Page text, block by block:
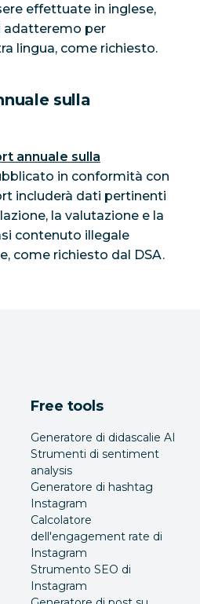
effettuate in inglese,
adatteremo per
lingua, come richiesto.
sulla
annuale sulla
in conformità con
includerà dati pertinenti
la valutazione e la
contenuto illegale
come richiesto dal DSA.
Free tools
Generatore di didascalie AI
Strumenti di sentiment
analysis
Generatore di hashtag
Instagram
Calcolatore
dell'engagement rate di
Instagram
Strumento SEO di
Instagram